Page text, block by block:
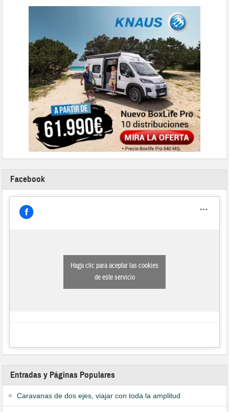
Facebook
Haga clic para aceptar las cookies
de este servicio
Entradas y Páginas Populares
Caravanas de dos ejes, viajar con toda la amplitud